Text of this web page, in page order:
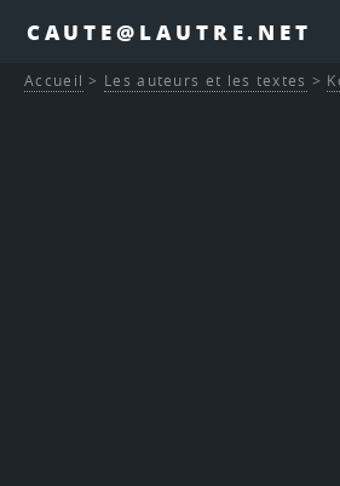
CAUTE@LAUTRE.NET
Accueil > Les auteurs et les textes >